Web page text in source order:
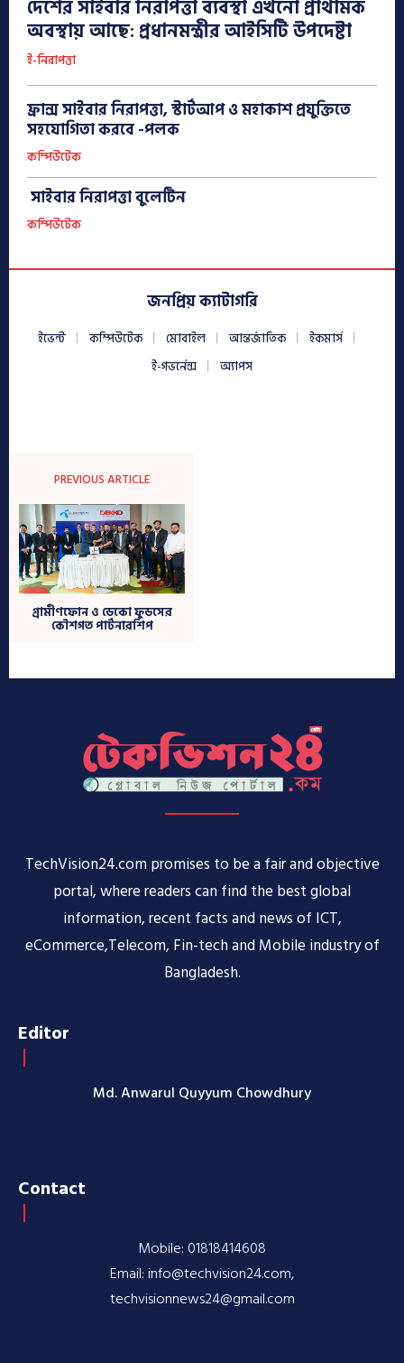
TechVision24.com promises to be a fair and objective
portal, where readers can find the best global
information, recent facts and news of ICT,
eCommerce,Telecom, Fin-tech and Mobile industry of
Bangladesh.
Editor
Md. Anwarul Quyyum Chowdhury
Contact
Mobile: 01818414608
Email: info@techvision24.com,
techvisionnews24@gmail.com